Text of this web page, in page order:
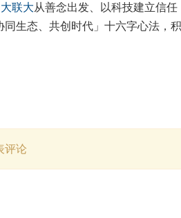
大联大从善念出发、以科技建立信任
生态、共创时代」十六字心法，
评论